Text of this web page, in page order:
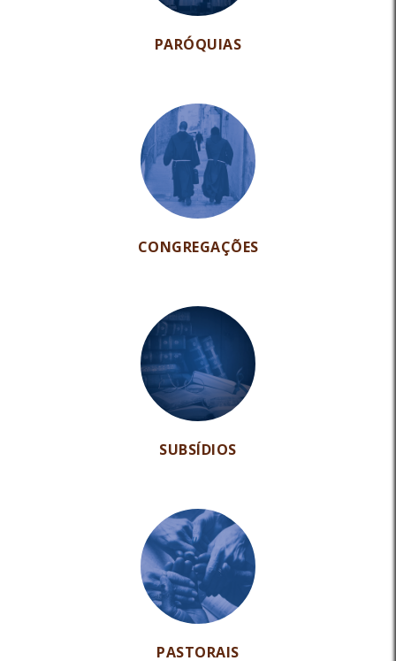
PARÓQUIAS
CONGREGAÇÕES
SUBSÍDIOS
PASTORAIS